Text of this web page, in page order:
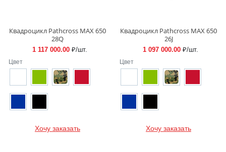
Квадроцикл Pathcross MAX 650
28Q
1 117 000.00 ₽/шт.
Цвет
Хочу заказать
Квадроцикл Pathcross MAX 650
26J
1 097 000.00 ₽/шт.
Цвет
Хочу заказать